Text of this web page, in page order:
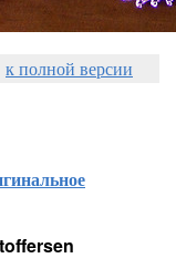
к полной версии